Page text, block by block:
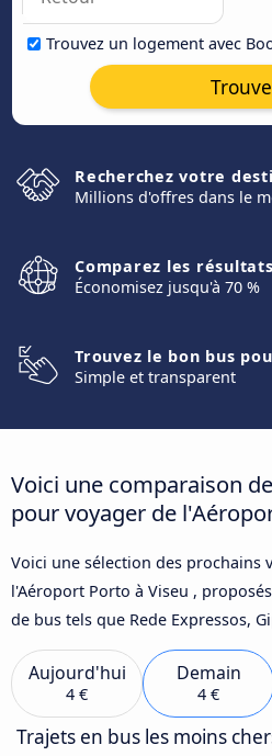
Trouvez un logement avec
Recherchez votre
Millions d'offres dans le
Comparez les résultats
Économisez jusqu'à 70 %
Trouvez le bon bus
Simple et transparent
Voici une comparaison
pour voyager de
Voici une sélection des prochains
l'Aéroport Porto à Viseu ,
de bus tels que Rede Expressos,
Aujourd'hui
4 €
Demain
4 €
Trajets en bus les moins